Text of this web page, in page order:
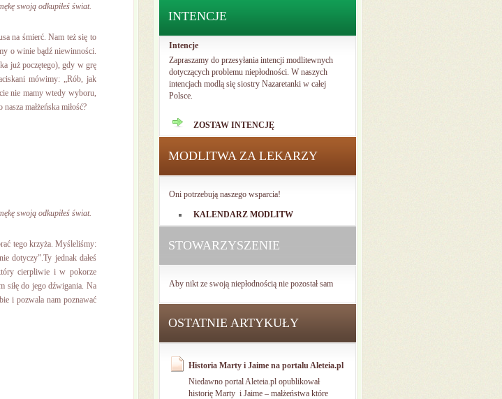
swoją odkupiłeś świat.
na śmierć. Nam też się to
o winie bądź niewinności.
już poczętego), gdy w grę
mówimy: „Rób, jak
nie mamy wtedy wyboru,
małżeńska miłość?
swoją odkupiłeś świat.
tego krzyża. Myśleliśmy:
dotyczy”.Ty jednak dałeś
cierpliwie i w pokorze
siłę do jego dźwigania. Na
i pozwala nam poznawać
INTENCJE
Intencje
Zapraszamy do przesyłania intencji modlitewnych
dotyczących problemu niepłodności. W naszych
intencjach modlą się siostry Nazaretanki w całej
Polsce.
ZOSTAW INTENCJĘ
MODLITWA ZA LEKARZY
Oni potrzebują naszego wsparcia!
KALENDARZ MODLITW
STOWARZYSZENIE
Aby nikt ze swoją niepłodnością nie pozostał sam
OSTATNIE ARTYKUŁY
Historia Marty i Jaime na portalu Aleteia.pl
Niedawno portal Aleteia.pl opublikował
historię Marty i Jaime – małżeństwa które